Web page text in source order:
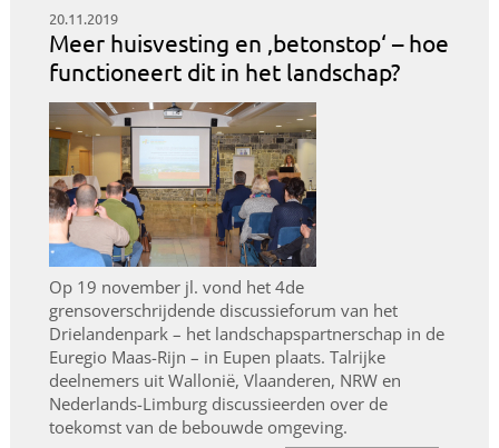
20.11.2019
Meer huisvesting en ‚betonstop‘ – hoe
functioneert dit in het landschap?
Op 19 november jl. vond het 4de
grensoverschrijdende discussieforum van het
Drielandenpark – het landschapspartnerschap in de
Euregio Maas-Rijn – in Eupen plaats. Talrijke
deelnemers uit Wallonië, Vlaanderen, NRW en
Nederlands-Limburg discussieerden over de
toekomst van de bebouwde omgeving.